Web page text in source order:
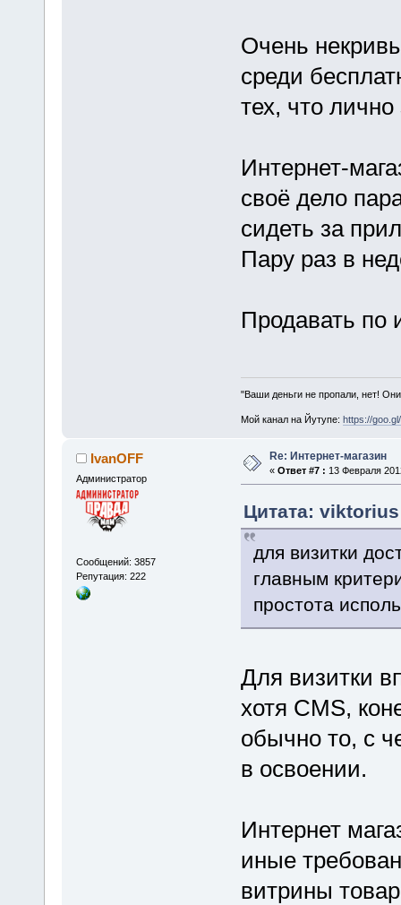
Очень
среди
тех, что
Интернет-
своё дело
сидеть за
Пару раз в
Продавать по
"Ваши деньги не пропали, нет!
Мой канал на Йутупе: https://
IvanOFF
Администратор
Сообщений: 3857
Репутация: 222
Re: Интернет-магазин
« Ответ #7 : 13 Февраля
Цитата:
для визитки
главным
простота
Для визитки
хотя CMS,
обычно то, с
в освоении.
Интернет
иные
витрины